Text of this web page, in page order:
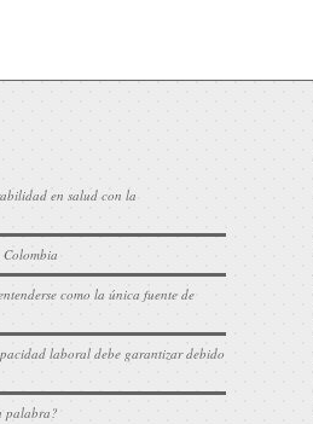
en salud con la
Colombia
como la única fuente de
laboral debe garantizar debido
palabra?